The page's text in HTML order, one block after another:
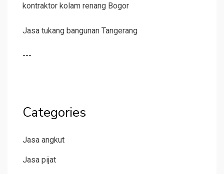
kontraktor kolam renang Bogor
Jasa tukang bangunan Tangerang
---
Categories
Jasa angkut
Jasa pijat